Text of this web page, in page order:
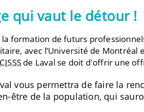
qui vaut le détour !
formation de futurs
avec l’Université de Montréal
CISSS de Laval se doit d'offrir une
vous permettra de faire la
être de la population, qui